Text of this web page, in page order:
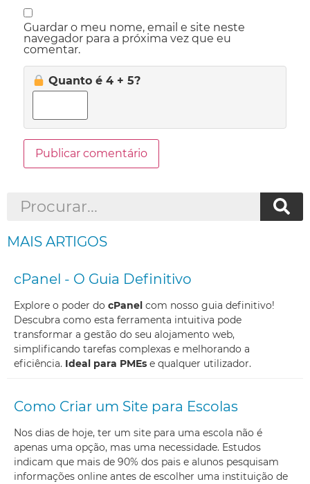
Guardar o meu nome, email e site neste
navegador para a próxima vez que eu
comentar.
Quanto é 4 + 5?
MAIS ARTIGOS
cPanel - O Guia Definitivo
Explore o poder do cPanel com nosso guia definitivo!
Descubra como esta ferramenta intuitiva pode
transformar a gestão do seu alojamento web,
simplificando tarefas complexas e melhorando a
eficiência. Ideal para PMEs e qualquer utilizador.
Como Criar um Site para Escolas
Nos dias de hoje, ter um site para uma escola não é
apenas uma opção, mas uma necessidade. Estudos
indicam que mais de 90% dos pais e alunos pesquisam
informações online antes de escolher uma instituição de